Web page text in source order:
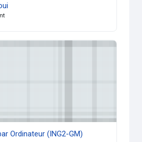
Ordinateur (ING2-GM)
Ordinateur (ING2-GM)